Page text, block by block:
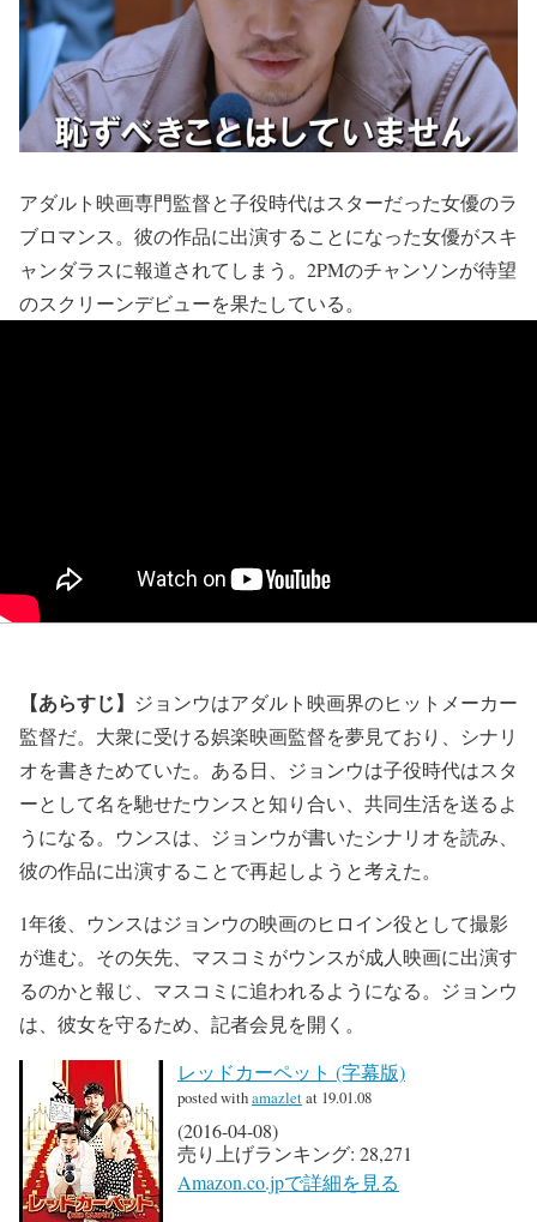
アダルト映画専門監督と子役時代はスターだった女優のラ
ブロマンス。彼の作品に出演することになった女優がスキ
ャンダラスに報道されてしまう。2PMのチャンソンが待望
のスクリーンデビューを果たしている。
【あらすじ】 ジョンウはアダルト映画界のヒットメーカー
監督だ。大衆に受ける娯楽映画監督を夢見ており、シナリ
オを書きためていた。ある日、ジョンウは子役時代はスタ
ーとして名を馳せたウンスと知り合い、共同生活を送るよ
うになる。ウンスは、ジョンウが書いたシナリオを読み、
彼の作品に出演することで再起しようと考えた。
1年後、ウンスはジョンウの映画のヒロイン役として撮影
が進む。その矢先、マスコミがウンスが成人映画に出演す
るのかと報じ、マスコミに追われるようになる。ジョンウ
は、彼女を守るため、記者会見を開く。
レッドカーペット (字幕版)
posted withamazletat 19.01.08
(2016-04-08)
売り上げランキング: 28,271
Amazon.co.jpで詳細を見る